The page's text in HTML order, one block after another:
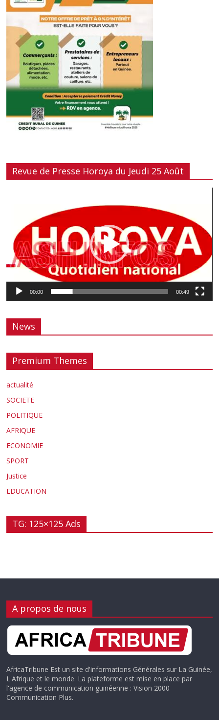
Revue de Presse Horoya du Jeudi 25 Août
00:00 00:49
News
Premium Themes
actualité
SOCIETE
POLITIQUE
AFRIQUE
ECONOMIE
SPORT
Justice
EDUCATION
TG: 125×125 Ads
A propos de nous
AfricaTribune Est un site d'informations Générales sur La Guinée,
L'Afrique et le monde. La plateforme est mise en place par
l'agence de communication guinéenne : Vision 2000
Communication Plus.